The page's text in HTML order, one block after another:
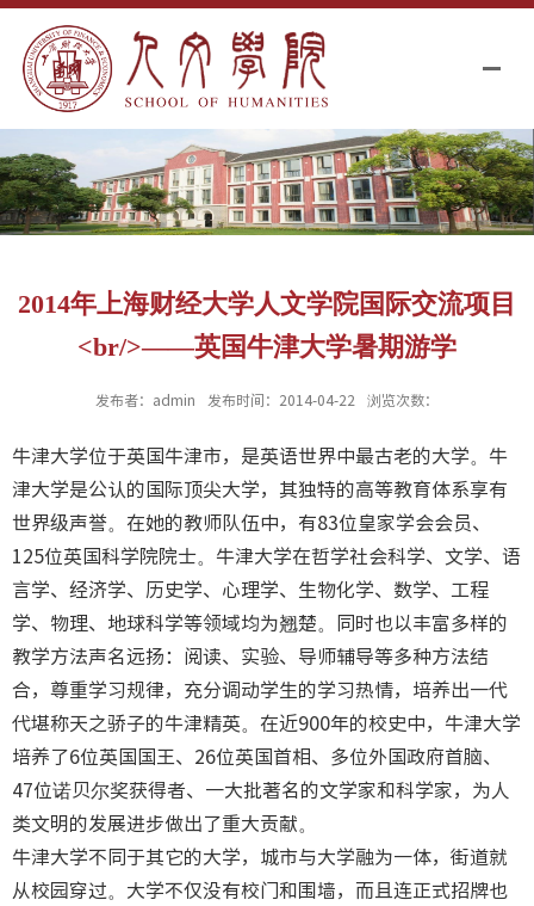
2014年上海财经大学人文学院国际交流项目
<br/>——英国牛津大学暑期游学
发布者：admin 发布时间：2014-04-22 浏览次数：
牛津大学位于英国牛津市，是英语世界中最古老的大学。牛
津大学是公认的国际顶尖大学，其独特的高等教育体系享有
世界级声誉。在她的教师队伍中，有83位皇家学会会员、
125位英国科学院院士。牛津大学在哲学社会科学、文学、语
言学、经济学、历史学、心理学、生物化学、数学、工程
学、物理、地球科学等领域均为翘楚。同时也以丰富多样的
教学方法声名远扬：阅读、实验、导师辅导等多种方法结
合，尊重学习规律，充分调动学生的学习热情，培养出一代
代堪称天之骄子的牛津精英。在近900年的校史中，牛津大学
培养了6位英国国王、26位英国首相、多位外国政府首脑、
47位诺贝尔奖获得者、一大批著名的文学家和科学家，为人
类文明的发展进步做出了重大贡献。
牛津大学不同于其它的大学，城市与大学融为一体，街道就
从校园穿过。大学不仅没有校门和围墙，而且连正式招牌也